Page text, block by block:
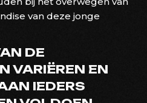
van deze jonge
DE
VARIËREN EN
IEDERS